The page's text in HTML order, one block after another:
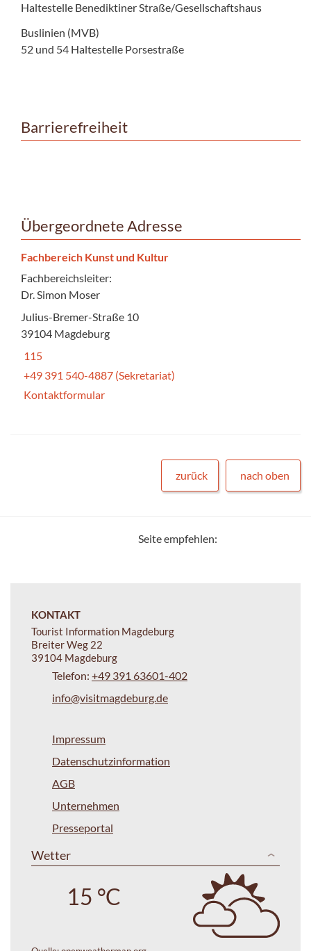
Haltestelle Benediktiner Straße/Gesellschaftshaus
Buslinien (MVB)
52 und 54 Haltestelle Porsestraße
Barrierefreiheit
Übergeordnete Adresse
Fachbereich Kunst und Kultur
Fachbereichsleiter:
Dr. Simon Moser
Julius-Bremer-Straße 10
39104 Magdeburg
115
+49 391 540-4887 (Sekretariat)
Kontaktformular
zurück nach oben
Seite empfehlen:
KONTAKT
Tourist Information Magdeburg
Breiter Weg 22
39104 Magdeburg
Telefon: +49 391 63601-402
info@visitmagdeburg.de
Impressum
Datenschutzinformation
AGB
Unternehmen
Presseportal
Wetter
15 °C